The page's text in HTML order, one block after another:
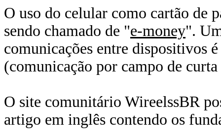
O uso do celular como cartão de
sendo chamado de "e-money".
comunicações entre dispositivos
(comunicação por campo de
O site comunitário WireelssBR
artigo em inglês contendo os